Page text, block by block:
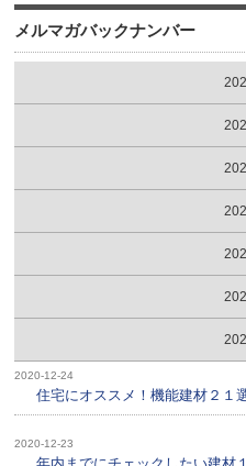
メルマガバックナンバー
2020-12-24
住宅にオススメ！機能建材２１
2020-12-23